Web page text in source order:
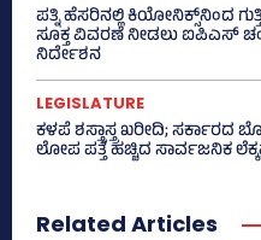
ಪತ್ನಿ ಹೆಸರಿನಲ್ಲಿ ಕಿಯೋನಿಕ್ಸ್‌ನಿಂದ
ಸೂಕ್ತ ವಿವರಣೆ ನೀಡಲು ಐಪಿಎಸ್‌
ನಿರ್ದೇಶನ
LEGISLATURE
ಕಳಪೆ ಶಸ್ತ್ರಾಸ್ತ್ರ ಖರೀದಿ; ಸರ್ಕಾರದ
ಲೋಪ ಪತ್ತೆ ಹಚ್ಚಿದ ಸಾರ್ವಜನಿಕ
Related Articles